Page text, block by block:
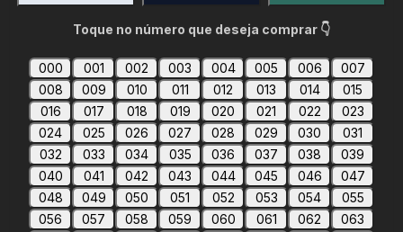
Toque no número que deseja comprar 👇
000 001 002 003 004 005 006
007
008
009 010 011 012 013 014
015
016
017 018 019 020 021 022
023
024
025 026 027 028 029 030
031
032
033 034 035 036 037 038
039
040
041 042 043 044 045 046
047
048
049 050 051 052 053 054
055
056
057 058 059 060 061 062
063